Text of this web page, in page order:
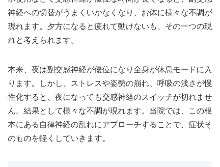
神経への切替がうまくいかなくなり、お体に様々な不調が
現れます。夕方になると疲れて動けないも、その一つの現
れと考えられます。
本来、夜は副交感神経が優位になり全身が休息モードに入
ります。しかし、ストレスや姿勢の崩れ、呼吸の浅さが慢
性化すると、夜になっても交感神経のスイッチが切れませ
ん。結果として様々な不調が現れます。当院では、この根
本にある自律神経の乱れにアプローチすることで、症状そ
のものを軽くしていきます。